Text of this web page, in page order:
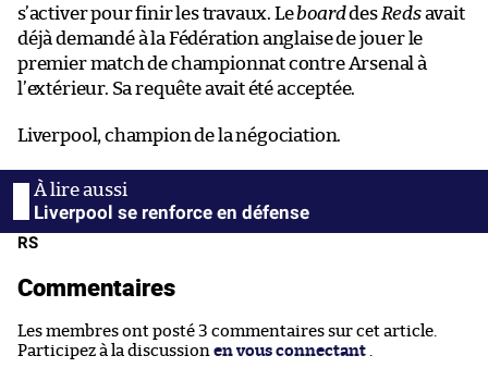
s’activer pour finir les travaux. Leboarddes Redsavait
déjà demandé à la Fédération anglaise de jouer le
premier match de championnat contre Arsenal à
l’extérieur. Sa requête avait été acceptée.
Liverpool, champion de la négociation.
Liverpool se renforce en défense
RS
Commentaires
Les membres ont posté 3 commentaires sur cet article.
Participez à la discussion en vous connectant